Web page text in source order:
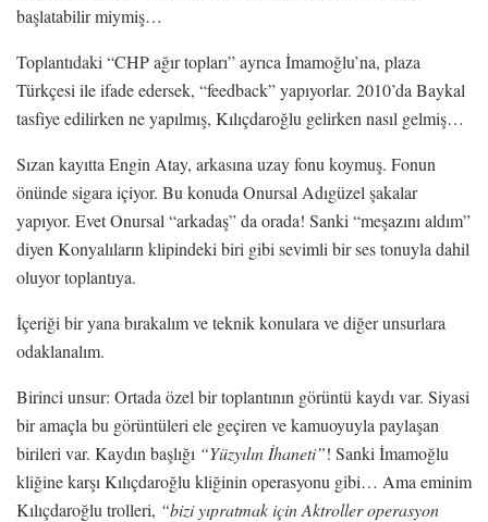
başlatabilir miymiş…
Toplantıdaki “CHP ağır topları” ayrıca İmamoğlu’na, plaza
Türkçesi ile ifade edersek, “feedback” yapıyorlar. 2010’da Baykal
tasfiye edilirken ne yapılmış, Kılıçdaroğlu gelirken nasıl gelmiş…
Sızan kayıtta Engin Atay, arkasına uzay fonu koymuş. Fonun
önünde sigara içiyor. Bu konuda Onursal Adıgüzel şakalar
yapıyor. Evet Onursal “arkadaş” da orada! Sanki “meşazını aldım”
diyen Konyalıların klipindeki biri gibi sevimli bir ses tonuyla dahil
oluyor toplantıya.
İçeriği bir yana bırakalım ve teknik konulara ve diğer unsurlara
odaklanalım.
Birinci unsur: Ortada özel bir toplantının görüntü kaydı var. Siyasi
bir amaçla bu görüntüleri ele geçiren ve kamuoyuyla paylaşan
birileri var. Kaydın başlığı “Yüzyılın İhaneti”! Sanki İmamoğlu
kliğine karşı Kılıçdaroğlu kliğinin operasyonu gibi… Ama eminim
Kılıçdaroğlu trolleri, “bizi yıpratmak için Aktroller operasyon